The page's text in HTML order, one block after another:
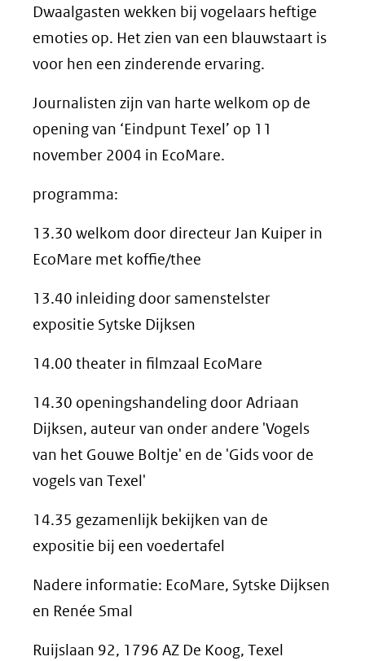
Dwaalgasten wekken bij vogelaars heftige
emoties op. Het zien van een blauwstaart is
voor hen een zinderende ervaring.
Journalisten zijn van harte welkom op de
opening van ‘Eindpunt Texel’ op 11
november 2004 in EcoMare.
programma:
13.30 welkom door directeur Jan Kuiper in
EcoMare met koffie/thee
13.40 inleiding door samenstelster
expositie Sytske Dijksen
14.00 theater in filmzaal EcoMare
14.30 openingshandeling door Adriaan
Dijksen, auteur van onder andere 'Vogels
van het Gouwe Boltje' en de 'Gids voor de
vogels van Texel'
14.35 gezamenlijk bekijken van de
expositie bij een voedertafel
Nadere informatie: EcoMare, Sytske Dijksen
en Renée Smal
Ruijslaan 92, 1796 AZ De Koog, Texel